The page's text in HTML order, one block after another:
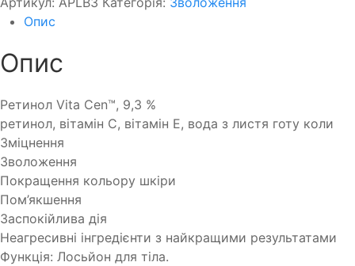
Опис
Опис
Ретинол Vita Cen™, 9,3 %
ретинол, вітамін C, вітамін E, вода з листя готу коли
Зміцнення
Зволоження
Покращення кольору шкіри
Пом’якшення
Заспокійлива дія
Неагресивні інгредієнти з найкращими результатами
Функція: Лосьйон для тіла.